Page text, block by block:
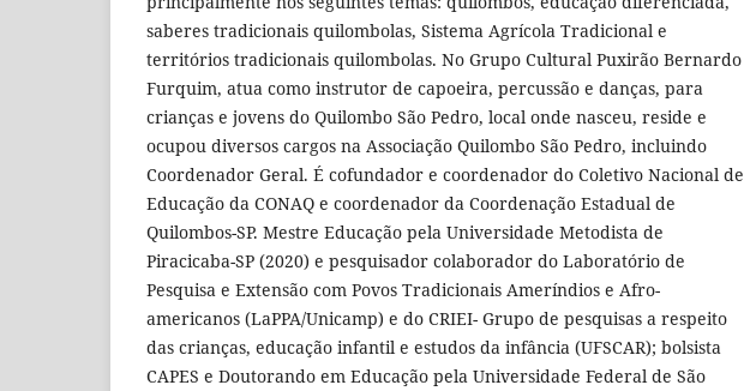
saberes tradicionais quilombolas, Sistema Agrícola Tradicional e
territórios tradicionais quilombolas. No Grupo Cultural Puxirão Bernardo
Furquim, atua como instrutor de capoeira, percussão e danças, para
crianças e jovens do Quilombo São Pedro, local onde nasceu, reside e
ocupou diversos cargos na Associação Quilombo São Pedro, incluindo
Coordenador Geral. É cofundador e coordenador do Coletivo Nacional de
Educação da CONAQ e coordenador da Coordenação Estadual de
Quilombos-SP. Mestre Educação pela Universidade Metodista de
Piracicaba-SP (2020) e pesquisador colaborador do Laboratório de
Pesquisa e Extensão com Povos Tradicionais Ameríndios e Afro-
americanos (LaPPA/Unicamp) e do CRIEI- Grupo de pesquisas a respeito
das crianças, educação infantil e estudos da infância (UFSCAR); bolsista
CAPES e Doutorando em Educação pela Universidade Federal de São